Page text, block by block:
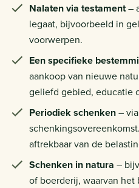
Nalaten via testament–
legaat, bijvoorbeeld in
voorwerpen.
Een specifieke
aankoop van nieuwe
geliefd gebied, educatie
Periodiek schenken–
aftrekbaar van de
Schenken in natura –
of boerderij, waarvan het